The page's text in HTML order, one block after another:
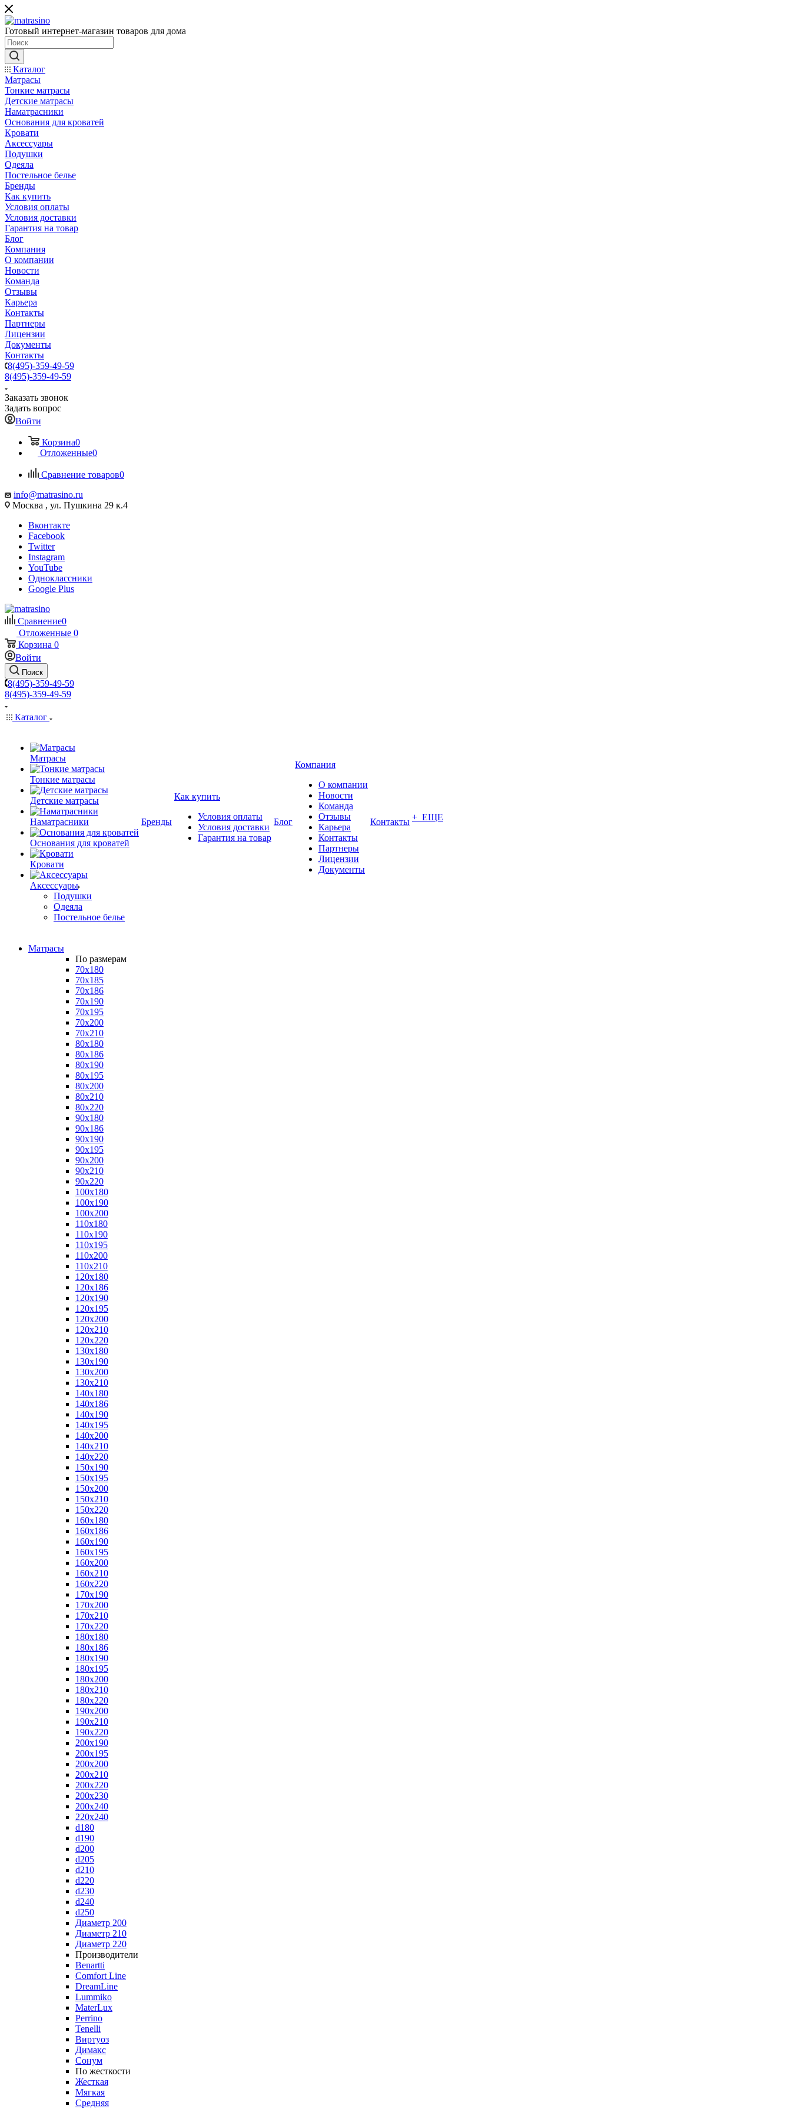
Готовый интернет-магазин товаров для дома
Каталог
Матрасы
Тонкие матрасы
Детские матрасы
Наматрасники
Основания для кроватей
Кровати
Аксессуары
Подушки
Одеяла
Постельное белье
Бренды
Как купить
Условия оплаты
Условия доставки
Гарантия на товар
Блог
Компания
О компании
Новости
Команда
Отзывы
Карьера
Контакты
Партнеры
Лицензии
Документы
Контакты
8(495)-359-49-59
8(495)-359-49-59
Заказать звонок
Задать вопрос
Войти
Корзина0
Отложенные0
Сравнение товаров0
info@matrasino.ru
Москва , ул. Пушкина 29 к.4
Вконтакте
Facebook
Twitter
Instagram
YouTube
Одноклассники
Google Plus
Сравнение0
Отложенные 0
Корзина 0
Войти
Поиск
8(495)-359-49-59
8(495)-359-49-59
Каталог
Матрасы
Тонкие матрасы
Детские матрасы
Наматрасники
Основания для кроватей
Кровати
Аксессуары
Подушки
Одеяла
Постельное белье
Бренды
Как купить
Условия оплаты
Условия доставки
Гарантия на товар
Блог
Компания
О компании
Новости
Команда
Отзывы
Карьера
Контакты
Партнеры
Лицензии
Документы
Контакты + ЕЩЕ
Матрасы
По размерам
70x180
70x185
70x186
70x190
70x195
70x200
70x210
80x180
80x186
80x190
80x195
80x200
80x210
80x220
90x180
90x186
90x190
90x195
90x200
90x210
90x220
100x180
100x190
100x200
110x180
110x190
110x195
110x200
110x210
120x180
120x186
120x190
120x195
120x200
120x210
120x220
130x180
130x190
130x200
130x210
140x180
140x186
140x190
140x195
140x200
140x210
140x220
150x190
150x195
150x200
150x210
150x220
160x180
160x186
160x190
160x195
160x200
160x210
160x220
170x190
170x200
170x210
170x220
180x180
180x186
180x190
180x195
180x200
180x210
180x220
190x200
190x210
190x220
200x190
200x195
200x200
200x210
200x220
200x230
200x240
220x240
d180
d190
d200
d205
d210
d220
d230
d240
d250
Диаметр 200
Диаметр 210
Диаметр 220
Производители
Benartti
Comfort Line
DreamLine
Lummiko
MaterLux
Perrino
Tenelli
Виртуоз
Димакс
Сонум
По жесткости
Жесткая
Мягкая
Средняя